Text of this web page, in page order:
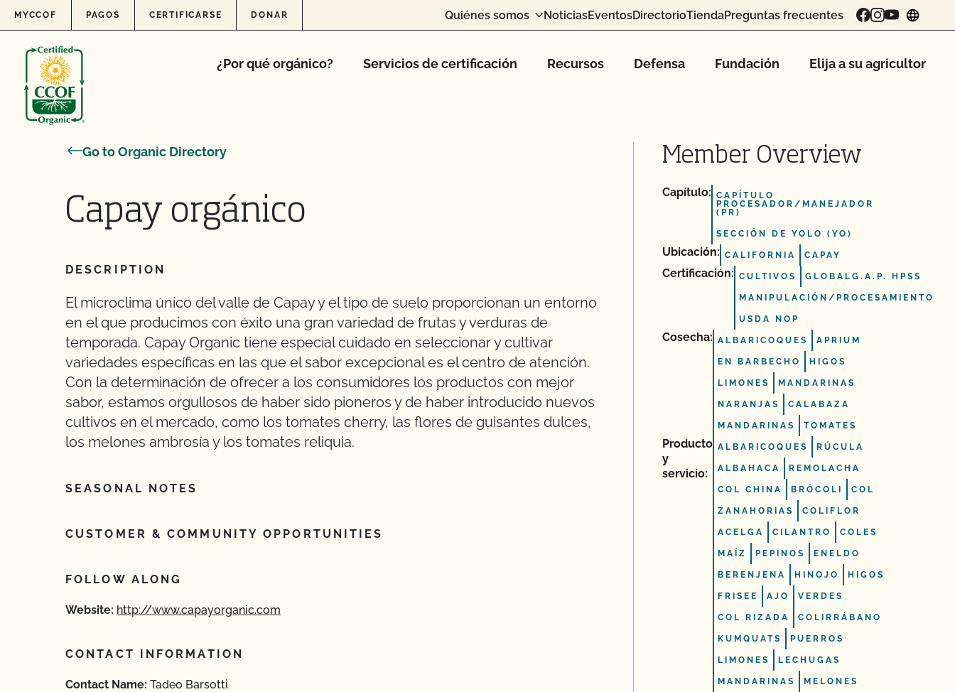
Skip to content
MYCCOF PAGOS CERTIFICARSE DONAR Quiénes somos NoticiasEventosDirectorioTiendaPreguntas frecuentes
¿Por qué orgánico? Servicios de certificación Recursos Defensa Fundación Elija a su agricultor
Go to Organic Directory
Capay orgánico
DESCRIPTION
El microclima único del valle de Capay y el tipo de suelo proporcionan un entorno
en el que producimos con éxito una gran variedad de frutas y verduras de
temporada. Capay Organic tiene especial cuidado en seleccionar y cultivar
variedades específicas en las que el sabor excepcional es el centro de atención.
Con la determinación de ofrecer a los consumidores los productos con mejor
sabor, estamos orgullosos de haber sido pioneros y de haber introducido nuevos
cultivos en el mercado, como los tomates cherry, las flores de guisantes dulces,
los melones ambrosía y los tomates reliquia.
SEASONAL NOTES
CUSTOMER & COMMUNITY OPPORTUNITIES
FOLLOW ALONG
Website: http://www.capayorganic.com
CONTACT INFORMATION
Contact Name: Tadeo Barsotti
Member Overview
Capítulo: CAPÍTULO
PROCESADOR/MANEJADOR
(PR)
SECCIÓN DE YOLO (YO)
Ubicación: CALIFORNIA CAPAY
Certificación: CULTIVOS GLOBALG.A.P. HPSS
MANIPULACIÓN/PROCESAMIENTO
USDA NOP
Cosecha: ALBARICOQUES APRIUM
EN BARBECHO HIGOS
LIMONES MANDARINAS
NARANJAS CALABAZA
MANDARINAS TOMATES
Producto
y
servicio:
ALBARICOQUES RÚCULA
ALBAHACA REMOLACHA
COL CHINA BRÓCOLI COL
ZANAHORIAS COLIFLOR
ACELGA CILANTRO COLES
MAÍZ PEPINOS ENELDO
BERENJENA HINOJO HIGOS
FRISEE AJO VERDES
COL RIZADA COLIRRÁBANO
KUMQUATS PUERROS
LIMONES LECHUGAS
MANDARINAS MELONES